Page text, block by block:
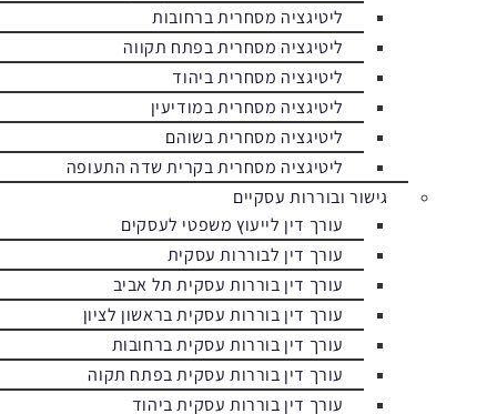
ליטיגציה מסחרית ברחובות
ליטיגציה מסחרית בפתח תקווה
ליטיגציה מסחרית ביהוד
ליטיגציה מסחרית במודיעין
ליטיגציה מסחרית בשוהם
ליטיגציה מסחרית בקרית שדה התעופה
גישור ובוררות עסקיים
עורך דין לייעוץ משפטי לעסקים
עורך דין לבוררות עסקית
עורך דין בוררות עסקית תל אביב
עורך דין בוררות עסקית בראשון לציון
עורך דין בוררות עסקית ברחובות
עורך דין בוררות עסקית בפתח תקוה
עורך דין בוררות עסקית ביהוד